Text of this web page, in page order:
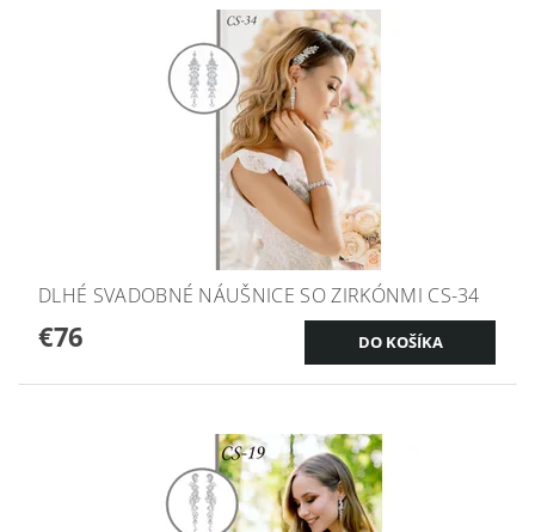
DLHÉ SVADOBNÉ NÁUŠNICE SO ZIRKÓNMI CS-34
€76